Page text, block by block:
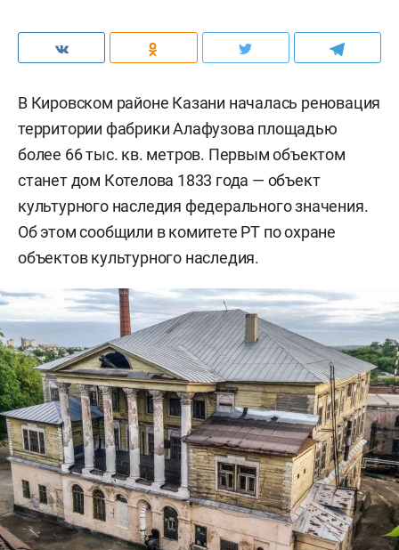
В Кировском районе Казани началась реновация
территории фабрики Алафузова площадью
более 66 тыс. кв. метров. Первым объектом
станет дом Котелова 1833 года — объект
культурного наследия федерального значения.
Об этом сообщили в комитете РТ по охране
объектов культурного наследия.